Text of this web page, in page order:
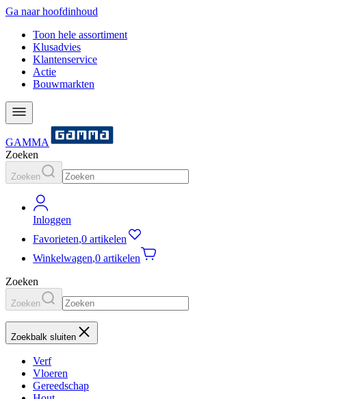
Ga naar hoofdinhoud
Toon hele assortiment
Klusadvies
Klantenservice
Actie
Bouwmarkten
GAMMA
Zoeken
Zoeken
Inloggen
Favorieten,0 artikelen
Winkelwagen,0 artikelen
Zoeken
Zoeken
Zoekbalk sluiten
Verf
Vloeren
Gereedschap